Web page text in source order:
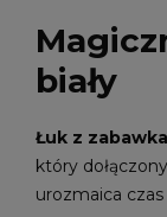
biały
Łuk z
który
urozmaica